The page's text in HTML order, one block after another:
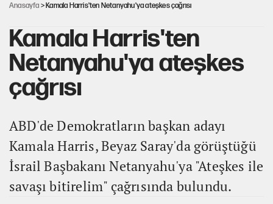
Anasayfa > Kamala Harris'ten Netanyahu'ya ateşkes çağrısı
Kamala Harris'ten
Netanyahu'ya ateşkes
çağrısı
ABD'de Demokratların başkan adayı
Kamala Harris, Beyaz Saray'da görüştüğü
İsrail Başbakanı Netanyahu'ya "Ateşkes ile
savaşı bitirelim" çağrısında bulundu.